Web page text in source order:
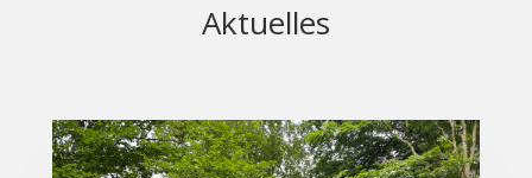
Aktuelles